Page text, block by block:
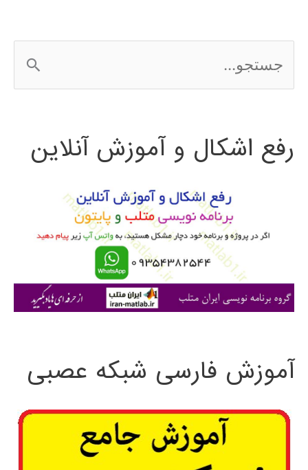
س
ج
ی
رفع اشکال و آموزش آنلاین
آموزش فارسی شبکه عصبی